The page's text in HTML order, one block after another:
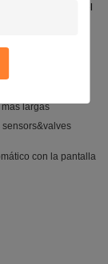
con un empuje en el
El menú será
ahorro de energía
largas
con la pantalla